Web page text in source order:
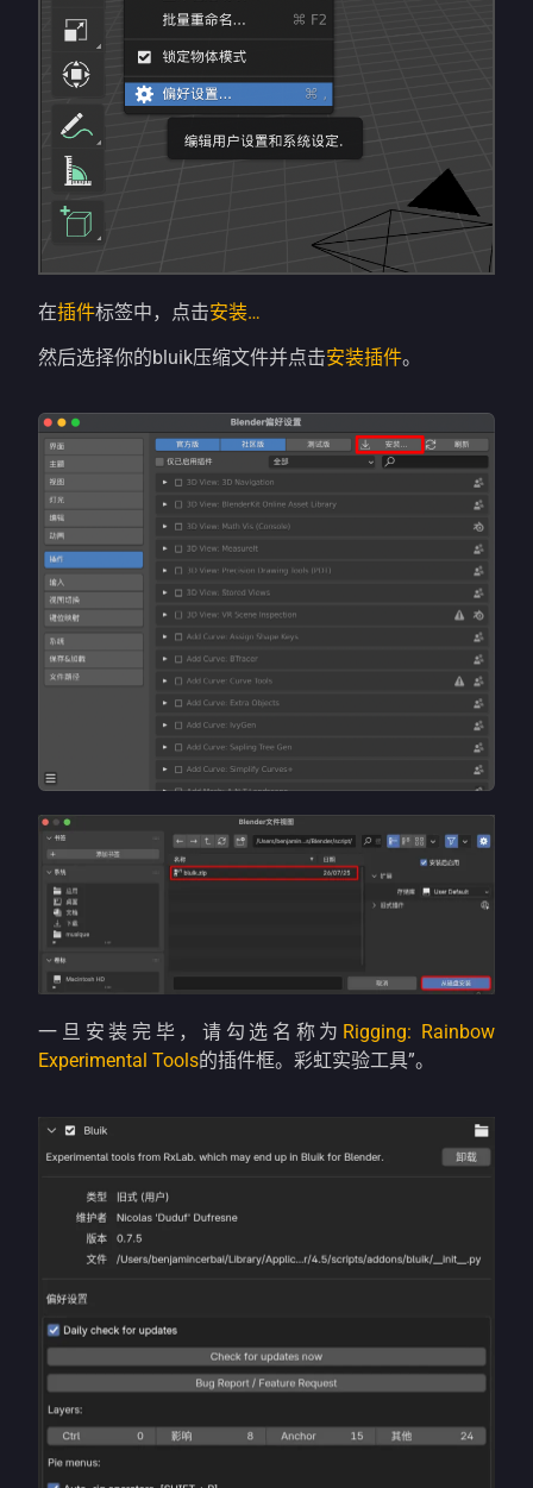
在插件标签中，点击安装…
然后选择你的bluik压缩文件并点击安装插件。
一旦安装完毕，请勾选名称为 Rigging: Rainbow
Experimental Tools的插件框。彩虹实验工具”。